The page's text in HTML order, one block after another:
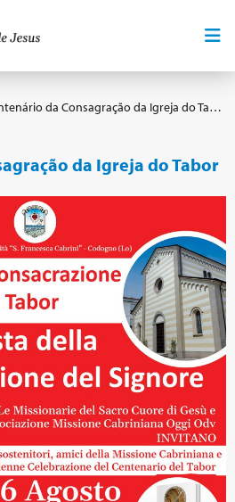
da Consagração da Igreja do Tabor
da Igreja do Tabor